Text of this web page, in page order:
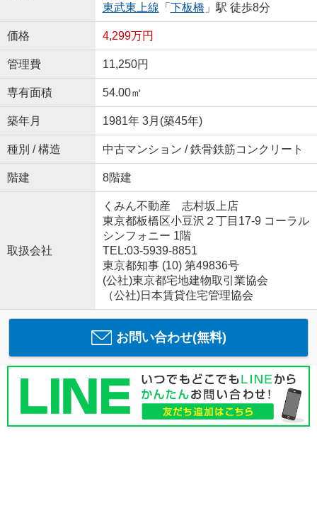
東武東上線 「 下板橋 」駅 徒歩8分
価格 4,299万円
管理費 11,250円
専有面積 54.00㎡
築年月 1981年 3月(築45年)
種別 / 構造 中古マンション / 鉄骨鉄筋コンクリート
階建 8階建
取扱会社
くみん不動産 志村坂上店
東京都板橋区小豆沢２丁目17-9 コーラル
シンフォニー 1階
TEL:03-5939-8851
東京都知事 (10) 第49836号
(公社)東京都宅地建物取引業協会
（公社)日本賃貸住宅管理協会
お問い合わせ(無料)